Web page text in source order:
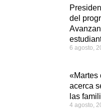
del
6 agosto,
«Martes
acerca
las
4 agosto,